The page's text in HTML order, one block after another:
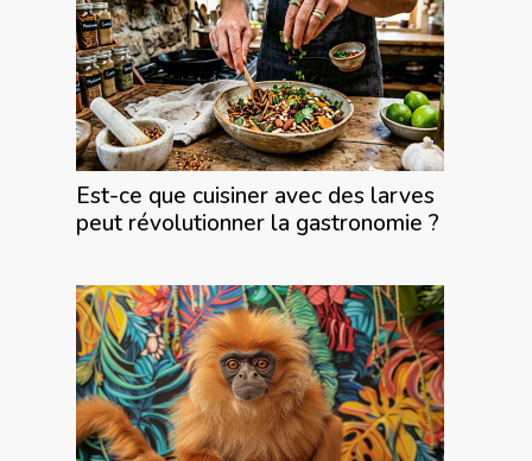
Est-ce que cuisiner avec des larves
peut révolutionner la gastronomie ?